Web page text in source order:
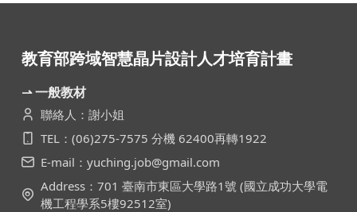
教育部跨域智慧晶片設計人才培育計畫
⇀ 一般教材
聯絡人：謝小姐
TEL：(06)275-7575 分機 62400再轉1922
E-mail：yuching.job@gmail.com
Address：701 臺南市東區大學路1號 (國立成功大學電
機工程學系5樓92512室)